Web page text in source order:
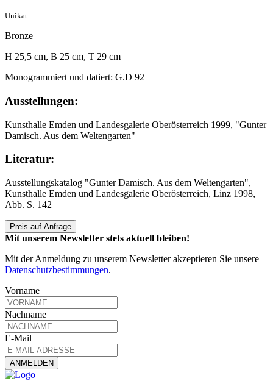
Unikat
Bronze
H 25,5 cm, B 25 cm, T 29 cm
Monogrammiert und datiert: G.D 92
Ausstellungen:
Kunsthalle Emden und Landesgalerie Oberösterreich 1999, "Gunter
Damisch. Aus dem Weltengarten"
Literatur:
Ausstellungskatalog "Gunter Damisch. Aus dem Weltengarten",
Kunsthalle Emden und Landesgalerie Oberösterreich, Linz 1998,
Abb. S. 142
Preis auf Anfrage
Mit unserem Newsletter stets aktuell bleiben!
Mit der Anmeldung zu unserem Newsletter akzeptieren Sie unsere
Datenschutzbestimmungen.
Vorname
Nachname
E-Mail